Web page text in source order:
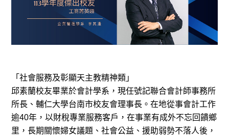
「社會服務及彰顯天主教精神類」
邱素蘭校友畢業於會計學系，現任號記聯合會計師事務所
所長、輔仁大學台南市校友會理事長。在地從事會計工作
逾40年，以財稅專業服務客戶，在事業有成外不忘回饋鄉
里，長期關懷婦女議題、社會公益、援助弱勢不落人後，